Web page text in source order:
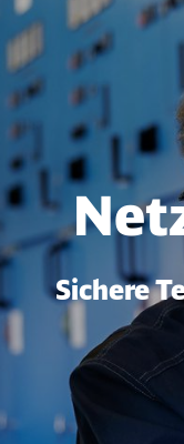
Sichere